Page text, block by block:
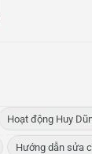
Hoạt động Huy
Hướng dẫn sửa